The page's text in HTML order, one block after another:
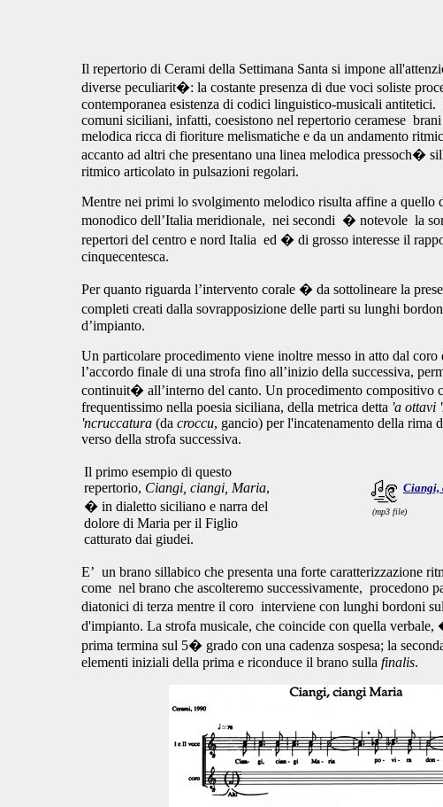
Il repertorio di Cerami della Settimana Santa si impone
diverse peculiarit�: la costante presenza di due voci soliste
contemporanea esistenza di codici linguistico-musicali
comuni siciliani, infatti, coesistono nel repertorio ceramese
melodica ricca di fioriture melismatiche e da un andamento
accanto ad altri che presentano una linea melodica pressoch�
ritmico articolato in pulsazioni regolari.
Mentre nei primi lo svolgimento melodico risulta affine a quello
monodico dell’Italia meridionale, nei secondi � notevole la
repertori del centro e nord Italia ed � di grosso interesse il
cinquecentesca.
Per quanto riguarda l’intervento corale � da sottolineare la
completi creati dalla sovrapposizione delle parti su lunghi
d’impianto.
Un particolare procedimento viene inoltre messo in atto dal
l’accordo finale di una strofa fino all’inizio della successiva,
continuit� all’interno del canto. Un procedimento compositivo
frequentissimo nella poesia siciliana, della metrica detta 'a ottavi
'ncruccatura (da croccu, gancio) per l'incatenamento della rima
verso della strofa successiva.
Il primo esempio di questo
repertorio, Ciangi, ciangi, Maria,
� in dialetto siciliano e narra del
dolore di Maria per il Figlio
catturato dai giudei.
Ciangi,
(mp3 file)
E’ un brano sillabico che presenta una forte caratterizzazione
come nel brano che ascolteremo successivamente, procedono
diatonici di terza mentre il coro interviene con lunghi bordoni
d'impianto. La strofa musicale, che coincide con quella
prima termina sul 5� grado con una cadenza sospesa; la
elementi iniziali della prima e riconduce il brano sulla finalis.